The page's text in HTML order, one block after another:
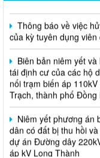
Thông báo về việc
của kỳ tuyên dụng viên
Biên bản niêm yết
tái định cư của các hộ
nối trạm biến áp
Trạch, thành phố Đồng
Niêm yết phương án
dân có đất bị thu hồi
dự án Đường dây
áp kV Long Thành